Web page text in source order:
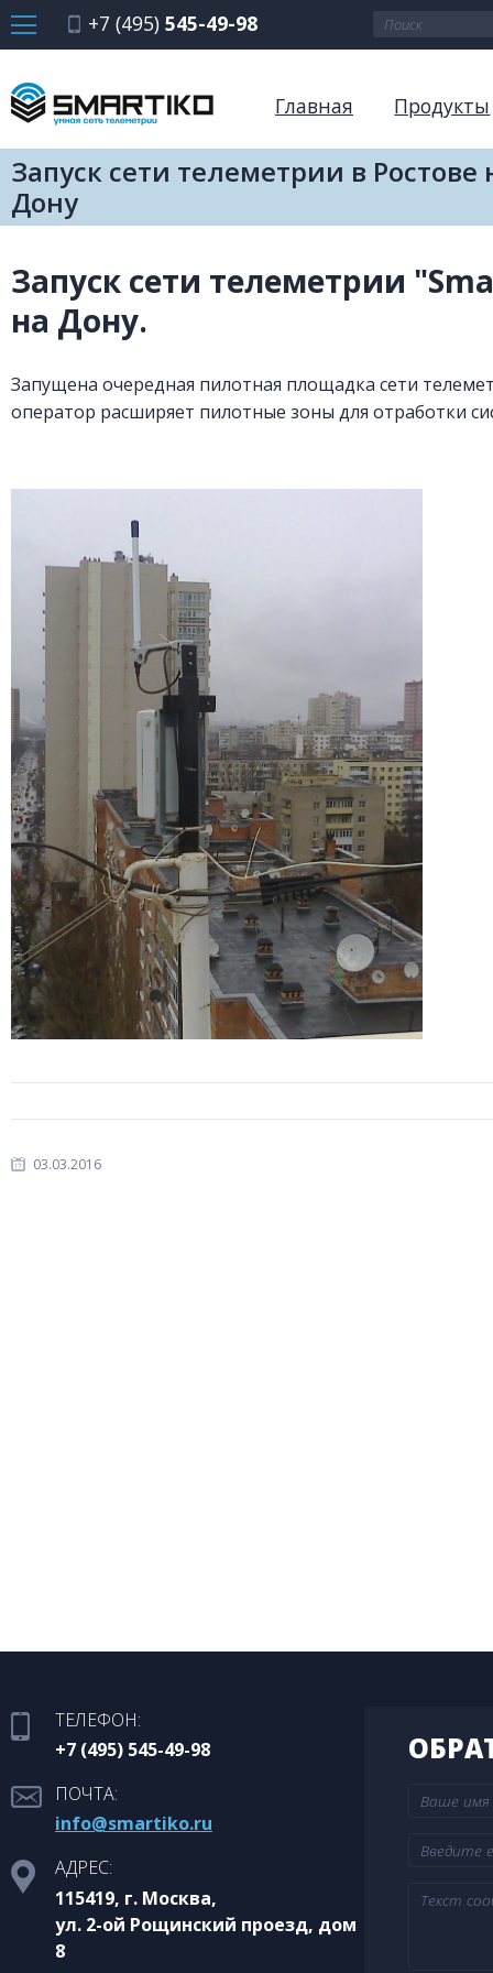
+7 (495) 545-49-98
Главная Продукты
Запуск сети телеметрии в Ростове
Дону
Запуск сети телеметрии
на Дону.
Запущена очередная пилотная площадка сети
оператор расширяет пилотные зоны для отработки
03.03.2016
ТЕЛЕФОН:
+7 (495) 545-49-98
ПОЧТА:
info@smartiko.ru
АДРЕС:
115419, г. Москва,
ул. 2-ой Рощинский проезд, дом
8